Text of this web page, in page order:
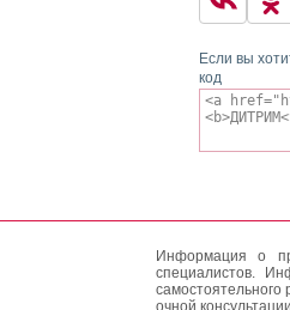
Если вы
код
Информация о
специалистов.
очной